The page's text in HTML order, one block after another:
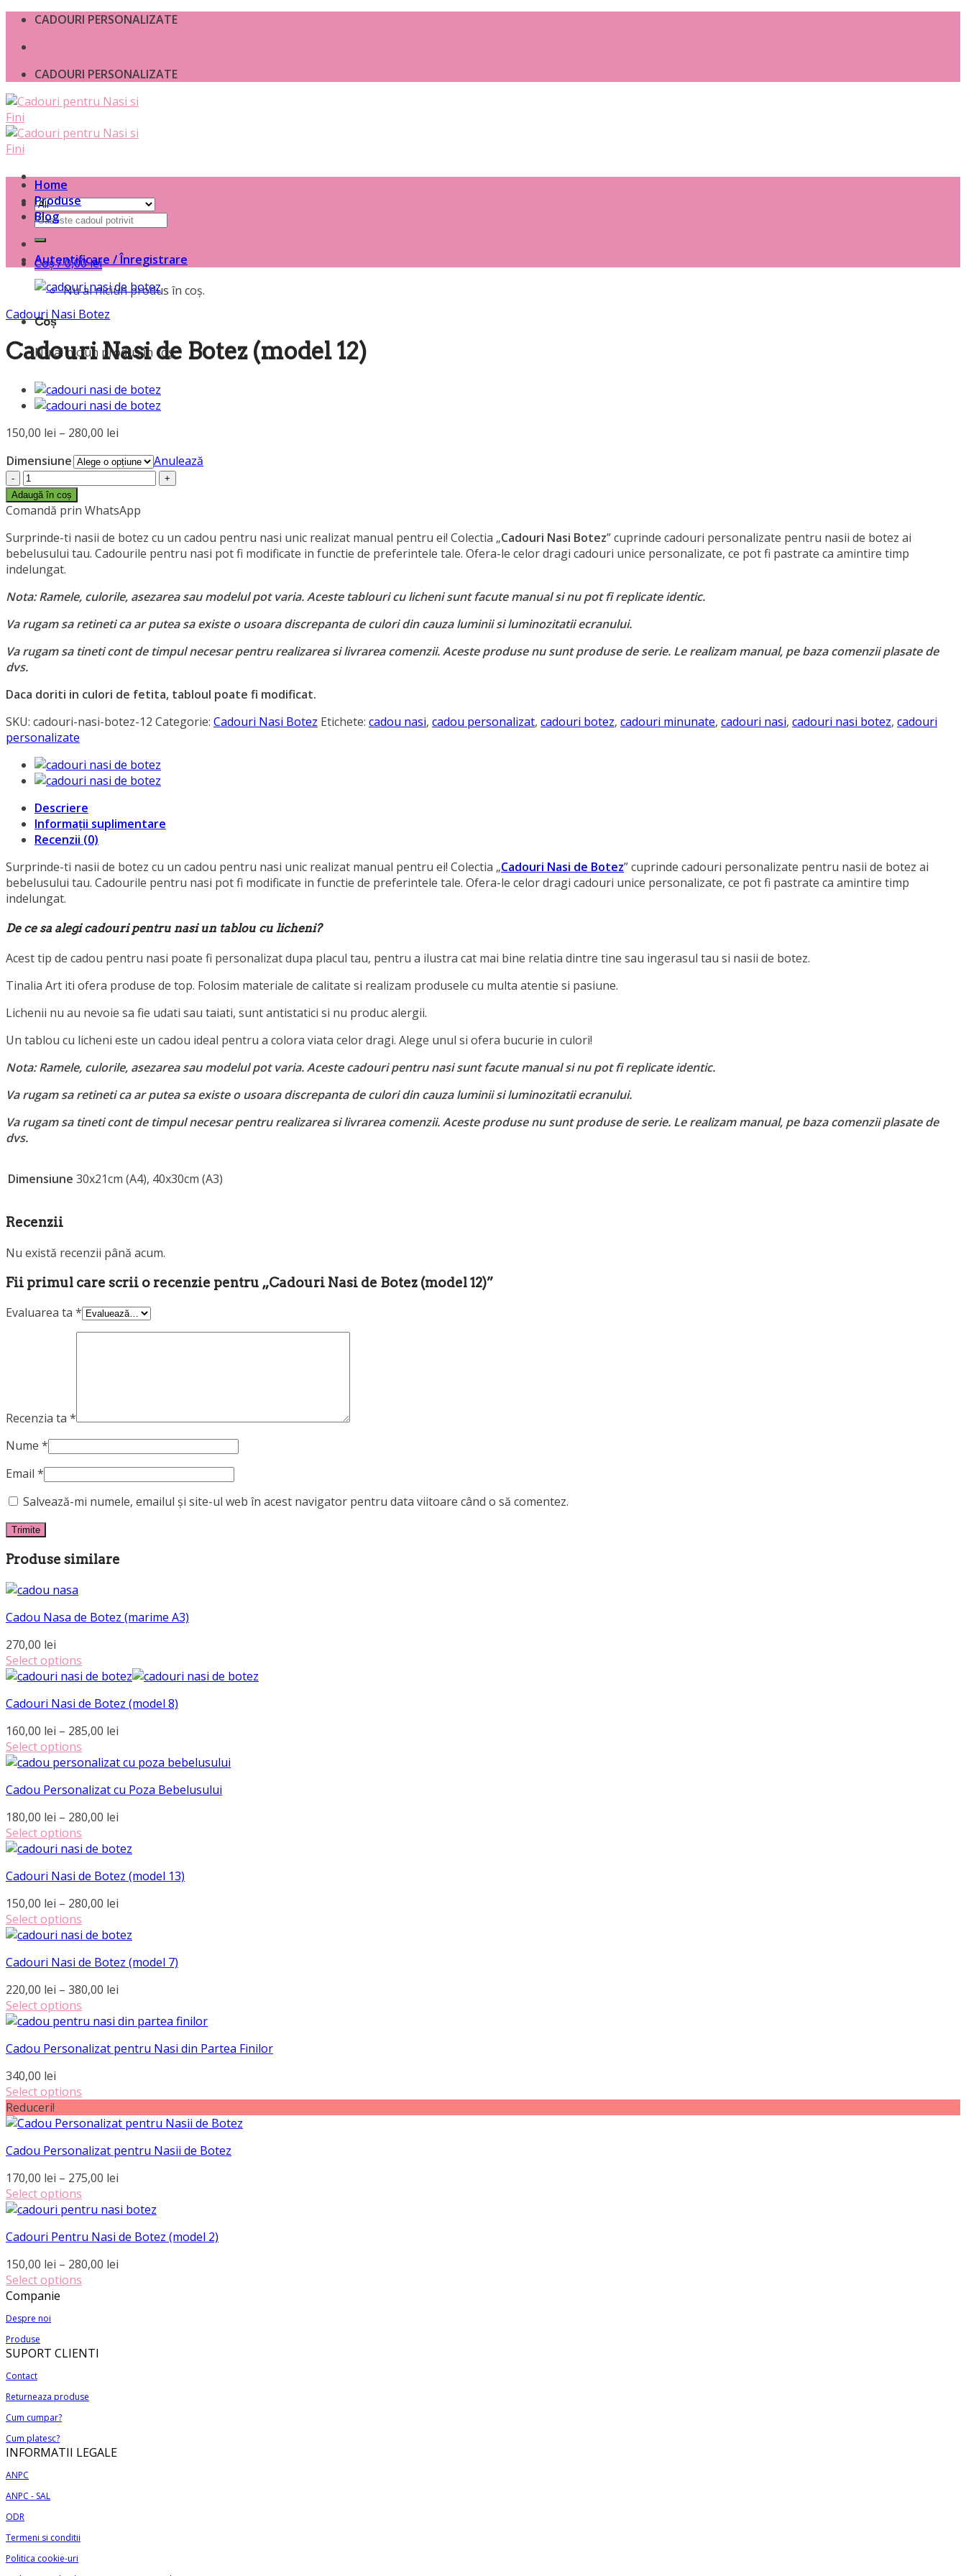
Skip
content
CADOURI PERSONALIZATE
CADOURI PERSONALIZATE
Caută
după:
Coș /0,00lei
Nu ai niciun produs în coș.
Coș
Nu ai niciun produs în coș.
Home
Produse
Blog
Autentificare / Înregistrare
Cadouri Nasi Botez
Cadouri Nasi de Botez (model 12)
150,00 lei – 280,00 lei
prețuri:
150,00 lei
la
Dimensiune
Anulează
Cantitate
Cadouri
Nasi
Botez
(model
12)
Adaugă în coș
Comandă prin WhatsApp
Surprinde-ti nasii de botez cu un cadou pentru nasi unic realizat manual pentru ei! Colectia „Cadouri Nasi Botez” cuprinde cadouri personalizate pentru nasii de botez ai
bebelusului tau. Cadourile pentru nasi pot fi modificate in functie de preferintele tale. Ofera-le celor dragi cadouri unice personalizate, ce pot fi pastrate ca amintire timp
indelungat.
Nota: Ramele, culorile, asezarea sau modelul pot varia. Aceste tablouri cu licheni sunt facute manual si nu pot fi replicate identic.
Va rugam sa retineti ca ar putea sa existe o usoara discrepanta de culori din cauza luminii si luminozitatii ecranului.
Va rugam sa tineti cont de timpul necesar pentru realizarea si livrarea comenzii. Aceste produse nu sunt produse de serie. Le realizam manual, pe baza comenzii plasate de
dvs.
Daca doriti in culori de fetita, tabloul poate fi modificat.
SKU: cadouri-nasi-botez-12 Categorie: Cadouri Nasi Botez Etichete: cadou nasi, cadou personalizat, cadouri botez, cadouri minunate, cadouri nasi, cadouri nasi botez, cadouri
personalizate
Descriere
Informații suplimentare
Recenzii (0)
Surprinde-ti nasii de botez cu un cadou pentru nasi unic realizat manual pentru ei! Colectia „Cadouri Nasi de Botez” cuprinde cadouri personalizate pentru nasii de botez ai
bebelusului tau. Cadourile pentru nasi pot fi modificate in functie de preferintele tale. Ofera-le celor dragi cadouri unice personalizate, ce pot fi pastrate ca amintire timp
indelungat.
De ce sa alegi cadouri pentru nasi un tablou cu licheni?
Acest tip de cadou pentru nasi poate fi personalizat dupa placul tau, pentru a ilustra cat mai bine relatia dintre tine sau ingerasul tau si nasii de botez.
Tinalia Art iti ofera produse de top. Folosim materiale de calitate si realizam produsele cu multa atentie si pasiune.
Lichenii nu au nevoie sa fie udati sau taiati, sunt antistatici si nu produc alergii.
Un tablou cu licheni este un cadou ideal pentru a colora viata celor dragi. Alege unul si ofera bucurie in culori!
Nota: Ramele, culorile, asezarea sau modelul pot varia. Aceste cadouri pentru nasi sunt facute manual si nu pot fi replicate identic.
Va rugam sa retineti ca ar putea sa existe o usoara discrepanta de culori din cauza luminii si luminozitatii ecranului.
Va rugam sa tineti cont de timpul necesar pentru realizarea si livrarea comenzii. Aceste produse nu sunt produse de serie. Le realizam manual, pe baza comenzii plasate de
dvs.
Dimensiune 30x21cm (A4), 40x30cm (A3)
Recenzii
Nu există recenzii până acum.
Fii primul care scrii o recenzie pentru „Cadouri Nasi de Botez (model 12)”
Evaluarea ta *
Recenzia ta *
Nume *
Email *
Salvează-mi numele, emailul și site-ul web în acest navigator pentru data viitoare când o să comentez.
Produse similare
Cadou Nasa de Botez (marime A3)
270,00 lei
Select options
Cadouri Nasi de Botez (model 8)
160,00 lei – 285,00 lei
prețuri:
până
Select options
Acest
are
mai
multe
variații.
Opțiunile
pot
alese
în
pagina
Cadou Personalizat cu Poza Bebelusului
180,00 lei – 280,00 lei
prețuri:
până
Select options
Acest
are
mai
multe
variații.
Opțiunile
pot
alese
în
pagina
Cadouri Nasi de Botez (model 13)
150,00 lei – 280,00 lei
prețuri:
până
Select options
Acest
are
mai
multe
variații.
Opțiunile
pot
alese
în
pagina
produsului.
Cadouri Nasi de Botez (model 7)
220,00 lei – 380,00 lei
prețuri:
până
Select options
Acest
are
mai
multe
variații.
Opțiunile
pot
fi
în
pagina
produsului.
Cadou Personalizat pentru Nasi din Partea Finilor
340,00 lei
Select options
Reduceri!
Cadou Personalizat pentru Nasii de Botez
170,00 lei – 275,00 lei
prețuri:
până
Select options
Acest
are
mai
multe
variații.
Opțiunile
pot
fi
alese
pagina
produsului.
Cadouri Pentru Nasi de Botez (model 2)
150,00 lei – 280,00 lei
Select options
Acest
are
mai
multe
variații.
Opțiunile
pot
fi
alese
în
pagina
produsului.
Companie
Despre noi
Produse
SUPORT CLIENTI
Contact
Returneaza produse
Cum cumpar?
Cum platesc?
INFORMATII LEGALE
ANPC
ANPC - SAL
ODR
Termeni si conditii
Politica cookie-uri